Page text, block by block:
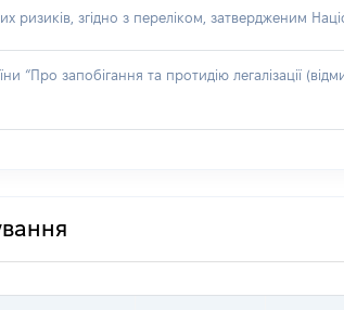
згідно з переліком, затвердженим
“Про запобігання та протидію легалізації